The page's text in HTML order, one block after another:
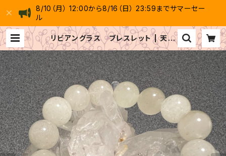
8/10（月） 12:00から8/16（日） 23:59までサマーセー
ル
リビアングラス ブレスレット | 天然
石 GAIA